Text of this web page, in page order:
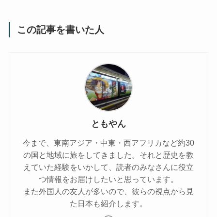
この記事を書いた人
ともやん
今まで、東南アジア・中東・西アフリカなど約30
の国と地域に旅をしてきました。それと歴史を教
えていた経験をいかして、読者のみなさんに役立
つ情報をお届けしたいと思っています。
また外国人の友人が多いので、彼らの視点から見
た日本も紹介します。